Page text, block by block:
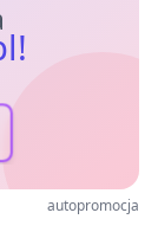
autopromocja